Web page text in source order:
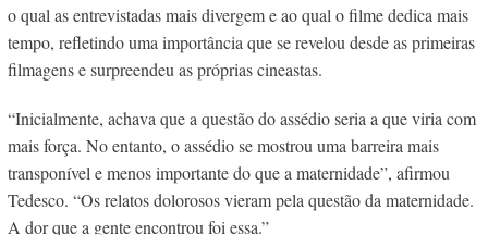
o qual as entrevistadas mais divergem e ao qual o filme dedica mais
tempo, refletindo uma importância que se revelou desde as primeiras
filmagens e surpreendeu as próprias cineastas.
“Inicialmente, achava que a questão do assédio seria a que viria com
mais força. No entanto, o assédio se mostrou uma barreira mais
transponível e menos importante do que a maternidade”, afirmou
Tedesco. “Os relatos dolorosos vieram pela questão da maternidade.
A dor que a gente encontrou foi essa.”